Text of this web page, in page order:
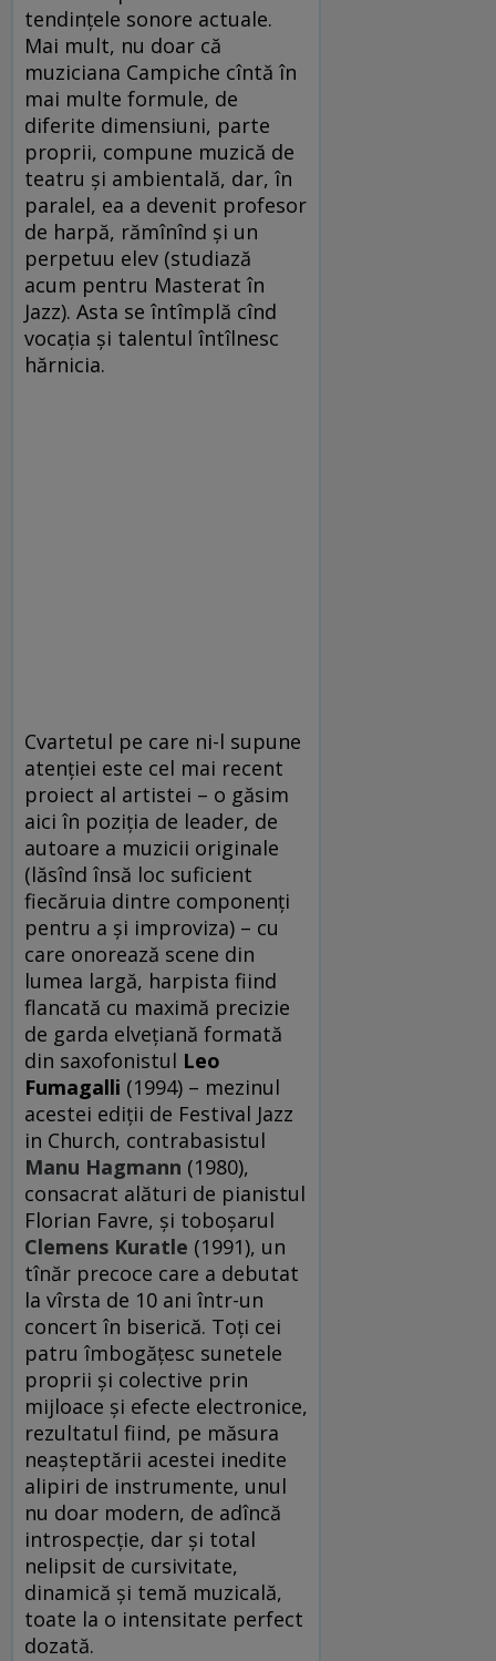
tendințele sonore actuale.
Mai mult, nu doar că
muziciana Campiche cîntă în
mai multe formule, de
diferite dimensiuni, parte
proprii, compune muzică de
teatru și ambientală, dar, în
paralel, ea a devenit profesor
de harpă, rămînînd și un
perpetuu elev (studiază
acum pentru Masterat în
Jazz). Asta se întîmplă cînd
vocația și talentul întîlnesc
hărnicia.
Cvartetul pe care ni-l supune
atenției este cel mai recent
proiect al artistei – o găsim
aici în poziția de leader, de
autoare a muzicii originale
(lăsînd însă loc suficient
fiecăruia dintre componenți
pentru a și improviza) – cu
care onorează scene din
lumea largă, harpista fiind
flancată cu maximă precizie
de garda elvețiană formată
din saxofonistul Leo
Fumagalli (1994) – mezinul
acestei ediții de Festival Jazz
in Church, contrabasistul
Manu Hagmann (1980),
consacrat alături de pianistul
Florian Favre, și toboșarul
Clemens Kuratle (1991), un
tînăr precoce care a debutat
la vîrsta de 10 ani într-un
concert în biserică. Toți cei
patru îmbogățesc sunetele
proprii și colective prin
mijloace și efecte electronice,
rezultatul fiind, pe măsura
neașteptării acestei inedite
alipiri de instrumente, unul
nu doar modern, de adîncă
introspecție, dar și total
nelipsit de cursivitate,
dinamică și temă muzicală,
toate la o intensitate perfect
dozată.